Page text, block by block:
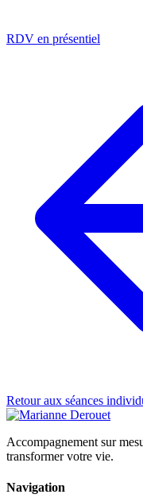
RDV en présentiel
Retour aux séances
Accompagnement sur
transformer votre vie.
Navigation